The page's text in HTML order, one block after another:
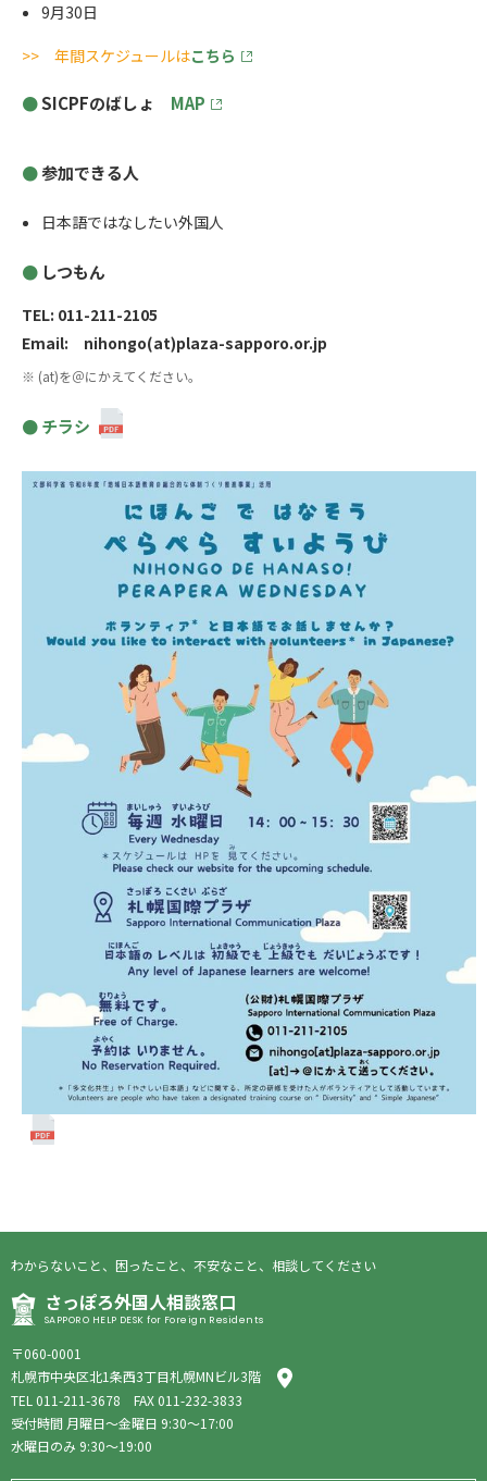
9月30日
>> 年間スケジュールはこちら
SICPFのばしょ MAP
参加できる人
日本語ではなしたい外国人
しつもん
TEL: 011-211-2105
Email: nihongo(at)plaza-sapporo.or.jp
※ (at)を＠にかえてください。
チラシ
わからないこと、困ったこと、不安なこと、相談してください
さっぽろ外国人相談窓口
SAPPORO HELP DESK for Foreign Residents
〒060-0001
札幌市中央区北1条西3丁目札幌MNビル3階
TEL 011-211-3678 FAX 011-232-3833
受付時間 月曜日〜金曜日 9:30〜17:00
水曜日のみ 9:30〜19:00